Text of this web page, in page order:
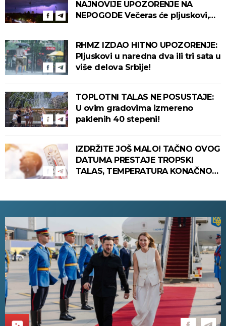
NAJNOVIJE UPOZORENJE NA
NEPOGODE Večeras će pljuskovi,
RHMZ IZDAO HITNO UPOZORENJE:
Pljuskovi u naredna dva ili tri sata u
više delova Srbije!
TOPLOTNI TALAS NE POSUSTAJE:
U ovim gradovima izmereno
paklenih 40 stepeni!
IZDRŽITE JOŠ MALO! TAČNO OVOG
DATUMA PRESTAJE TROPSKI
TALAS, TEMPERATURA KONAČNO